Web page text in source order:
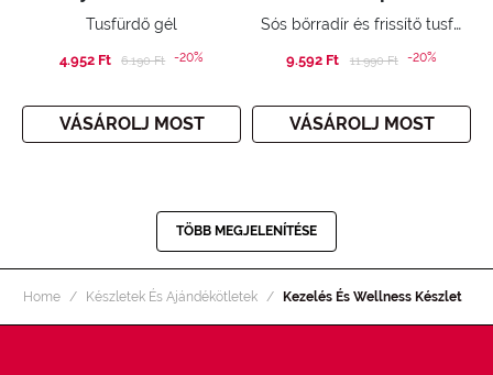
Tusfürdő gél
4.952 Ft Price reduced from
6.190 Ftto-20%
VÁSÁROLJ MOST
Sós bőrradír és frissítő tusfürdő gél
9.592 Ft Price reduced from
11.990 Ftto-20%
VÁSÁROLJ MOST
TÖBB MEGJELENÍTÉSE
Home Készletek És Ajándékötletek Kezelés És Wellness Készlet